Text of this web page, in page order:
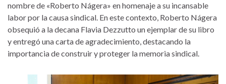
nombre de «Roberto Nágera» en homenaje a su incansable
labor por la causa sindical. En este contexto, Roberto Nágera
obsequió a la decana Flavia Dezzutto un ejemplar de su libro
y entregó una carta de agradecimiento, destacando la
importancia de construir y proteger la memoria sindical.